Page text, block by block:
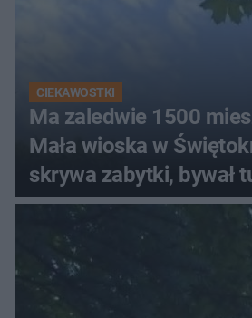
CIEKAWOSTKI
Ma zaledwie 1500
Mała wioska w
skrywa zabytki, bywał